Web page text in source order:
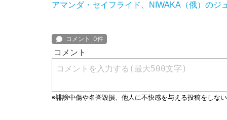
アマンダ・セイフライド、NIWAKA（俄）の